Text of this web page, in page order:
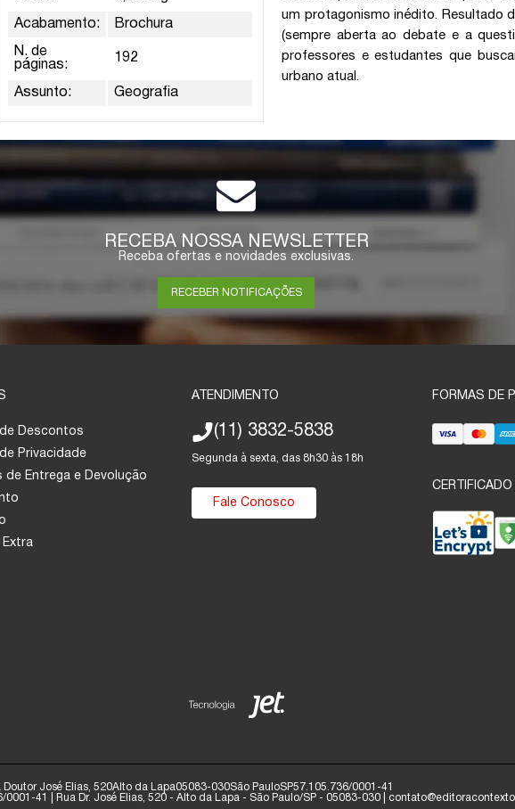
Acabamento: Brochura
N. de
páginas:
192
Assunto: Geografia
um protagonismo inédito. Resultado
(sempre aberta ao debate e a
professores e estudantes que
urbano atual.
RECEBA NOSSA NEWSLETTER
Receba ofertas e novidades exclusivas.
RECEBER NOTIFICAÇÕES
Descontos
Privacidade
de Entrega e Devolução
Extra
ATENDIMENTO
(11) 3832-5838
Segunda à sexta, das 8h30 às 18h
Fale Conosco
FORMAS DE
Doutor José Elias, 520Alto da Lapa05083-030São PauloSP57.105.736/0001-41
0001-41 | Rua Dr. José Elias, 520 - Alto da Lapa - São Paulo/SP - 05083-030 |